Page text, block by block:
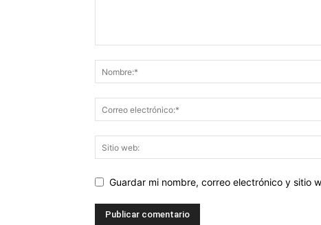
Guardar mi nombre, correo electrónico y sitio